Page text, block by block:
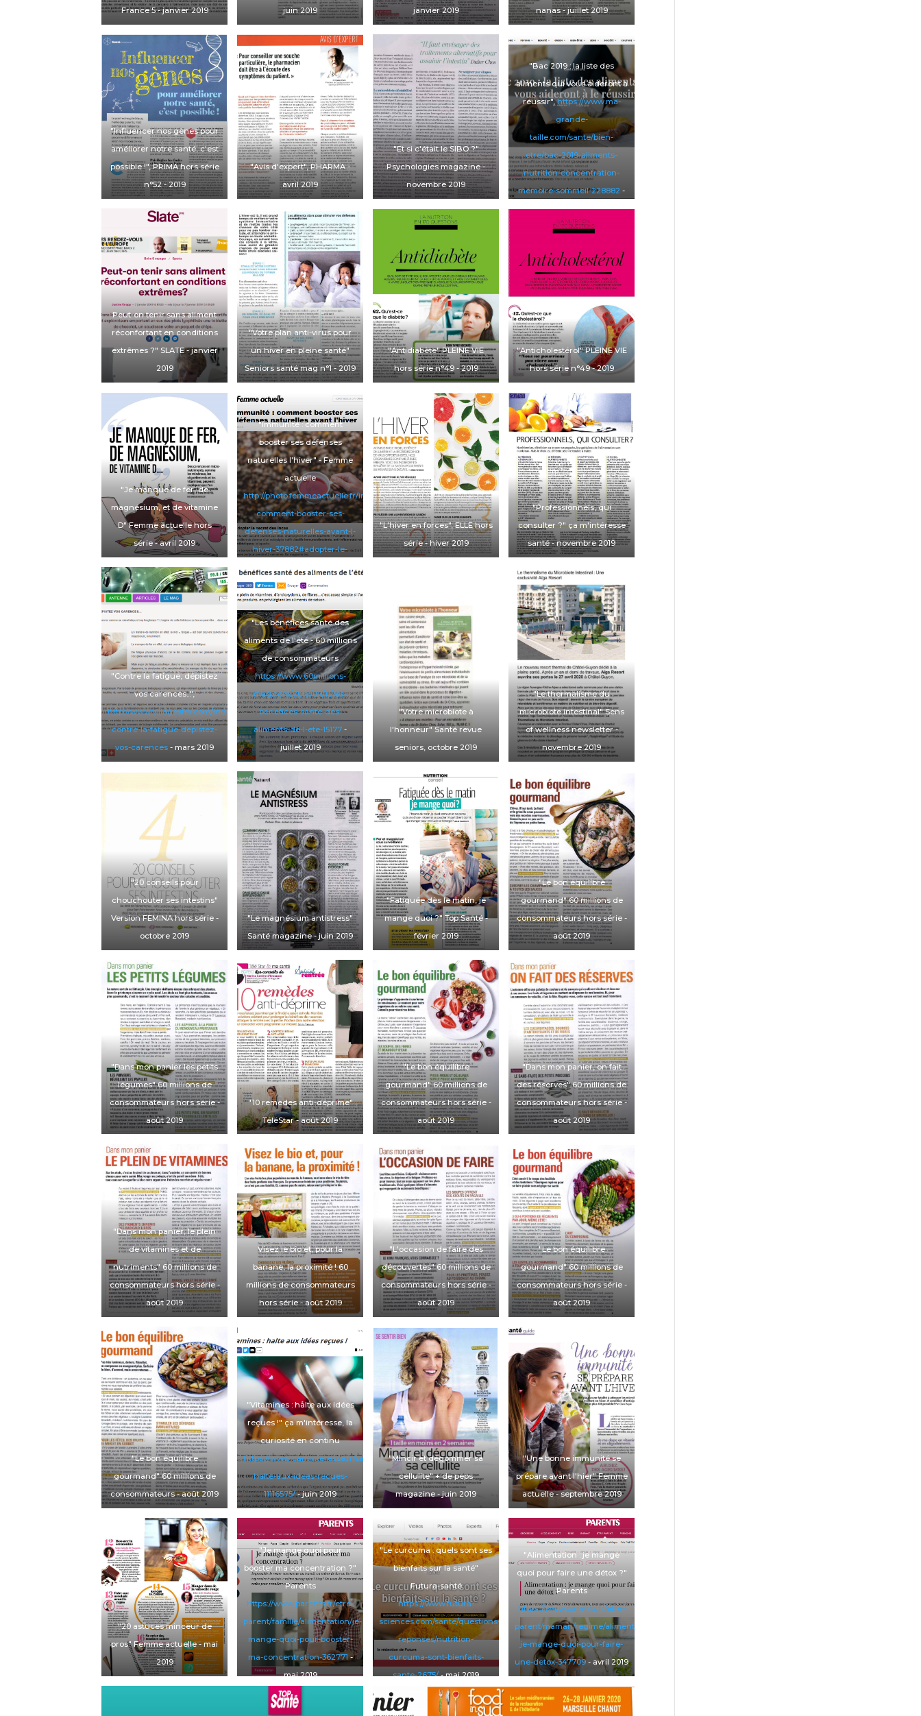
France 5- janvier 2019
juin 2019
janvier 2019
nanas- juillet 2019
"Influencer nos gènes pour
améliorer notre santé, c'est
possible !",PRIMA hors série
n°52- 2019
"Avis d'expert",PHARMA-
avril 2019
"Et si c'était le SIBO ?"
Psychologies magazine-
novembre 2019
"Bac 2019 : la liste des
aliments qui vous aideront à
réussir",https://www.ma-
grande-
taille.com/sante/bien-
etre/bac-2019-aliments-
nutrition-concentration-
memoire-sommeil-228882 -
juin 2019
Peut-on tenir sans aliment
réconfortant en conditions
extrêmes ?" SLATE- janvier
2019
"Votre plan anti-virus pour
un hiver en pleine santé"
Seniors santé mag n°1- 2019
"Antidiabète"PLEINE VIE
hors série n°49- 2019
"Anticholestérol"PLEINE VIE
hors série n°49- 2019
"Je manque de fer, de
magnésium, et de vitamine
D"Femme actuelle hors
série - avril 2019
"Immunité : comment
booster ses défenses
naturelles l'hiver" -Femme
actuelle
http://photo.femmeactuelle.fr/immunite-
comment-booster-ses-
defenses-naturelles-avant-l-
hiver-37882#adopter-le-
septembre 2019
"L'hiver en forces",ELLE hors
série- hiver 2019
"Professionnels, qui
consulter ?"ça m'intéresse
santé- novembre 2019
"Contre la fatigue, dépistez
vos carences...",
http://www.villagesfm.com/index.php/component/k2/item/5164-
contre-la-fatigue-depistez-
vos-carences- mars 2019
"Les bénéfices santé des
aliments de l'été -60 millions
de consommateurs
https://www.60millions-
mag.com/2019/07/11/les-
benefices-sante-des-
aliments-de-l-ete-15177 -
juillet 2019
"Votre microbiote à
l'honneur"Santé revue
seniors, octobre 2019
"Le thermalisme du
microbiote intestinal"Sens
of wellness newsletter-
novembre 2019
"20 conseils pour
chouchouter ses intestins"
Version FEMINA hors série-
octobre 2019
"Le magnésium antistress"
Santé magazine- juin 2019
"Fatiguée dès le matin, je
mange quoi ?" Top Santé-
février 2019
"Le bon équilibre
gourmand"60 millions de
consommateurs hors série -
août 2019
"Dans mon panier les petits
légumes"60 millions de
consommateurs hors série-
août 2019
"10 remèdes anti-déprime"
TéléStar- août 2019
"Le bon équilibre
gourmand"60 millions de
consommateurs hors série -
août 2019
"Dans mon panier, on fait
des réserves"60 millions de
consommateurs hors série-
août 2019
"Dans mon panier, le plein
de vitamines et de
nutriments" 60 millions de
consommateurs hors série-
août 2019
Visez le bio et, pour la
banane, la proximité ! 60
millions de consommateurs
hors série- août 2019
"L'occasion de faire des
découvertes"60 millions de
consommateurs hors série-
août 2019
"Le bon équilibre
gourmand" 60 millions de
consommateurs hors série -
août 2019
"Le bon équilibre
gourmand"60 millions de
consommateurs- août 2019
"Vitamines : halte aux idées
reçues !"ça m'intéresse, la
curiosité en continu
https://www.caminteresse.fr/sante/vitamines-
halte-aux-idees-recues-
11116575/- juin 2019
"Mincir et dégommer sa
cellulite"+ de peps
magazine- juin 2019
"Une bonne immunité se
prépare avant l'hier"Femme
actuelle- septembre 2019
"20 astuces minceur de
pros" Femme actuelle- mai
2019
"Je mange quoi pour
booster ma concentration ?"
Parents
https://www.parents.fr/etre-
parent/famille/alimentation/je-
mange-quoi-pour-booster-
ma-concentration-362771 -
mai 2019
"Le curcuma : quels sont ses
bienfaits sur la santé"
Futura-santé
https://www.futura-
sciences.com/sante/questions-
reponses/nutrition-
curcuma-sont-bienfaits-
sante-2675/ - mai 2019
"Alimentation : je mange
quoi pour faire une détox ?"
Parents
https://www.parents.fr/etre-
parent/maman/regime/alimentation-
je-mange-quoi-pour-faire-
une-detox-347709- avril 2019